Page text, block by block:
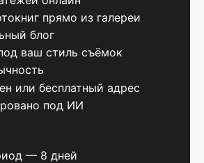
прямо из галереи
блог
ваш стиль съёмок
или бесплатный адрес
под ИИ
— 8 дней